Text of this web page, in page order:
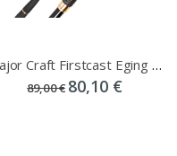
Major Craft Firstcast Eging Rods
89,00 € 80,10 €